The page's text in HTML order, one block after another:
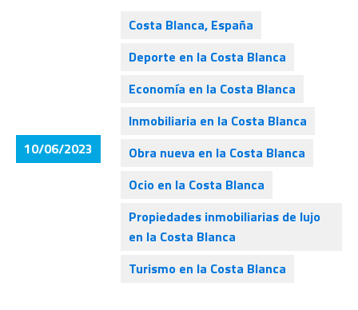
10/06/2023
Costa Blanca, España
Deporte en la Costa Blanca
Economía en la Costa Blanca
Inmobiliaria en la Costa Blanca
Obra nueva en la Costa Blanca
Ocio en la Costa Blanca
Propiedades inmobiliarias de lujo
en la Costa Blanca
Turismo en la Costa Blanca